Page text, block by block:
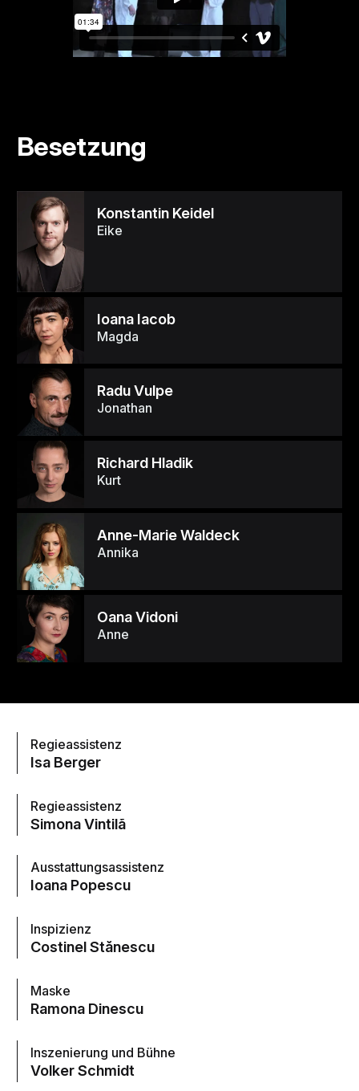
Besetzung
Konstantin Keidel
Eike
Ioana Iacob
Magda
Radu Vulpe
Jonathan
Richard Hladik
Kurt
Anne-Marie Waldeck
Annika
Oana Vidoni
Anne
Regieassistenz
Isa Berger
Regieassistenz
Simona Vintilã
Ausstattungsassistenz
Ioana Popescu
Inspizienz
Costinel Stănescu
Maske
Ramona Dinescu
Inszenierung und Bühne
Volker Schmidt